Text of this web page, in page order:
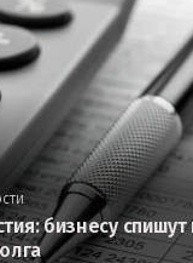
бизнесу